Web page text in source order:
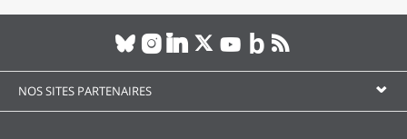
NOS SITES PARTENAIRES